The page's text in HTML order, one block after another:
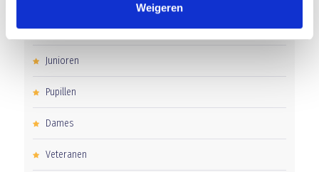
Weigeren
Senioren
Junioren
Pupillen
Dames
Veteranen